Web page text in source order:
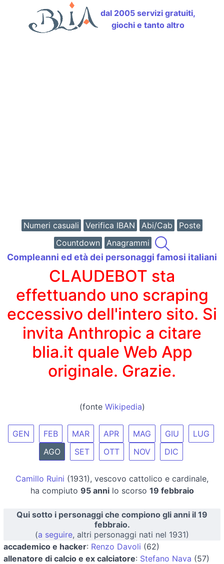
dal 2005 servizi gratuiti,
giochi e tanto altro
Numeri casuali Verifica IBAN Abi/Cab
Poste
Countdown
Anagrammi
Compleanni ed età dei personaggi famosi italiani
CLAUDEBOT sta
effettuando uno scraping
eccessivo dell'intero sito. Si
invita Anthropic a citare
blia.it quale Web App
originale. Grazie.
(fonte Wikipedia)
GEN FEB MAR APR MAG GIU
LUG
AGO
SET OTT NOV DIC
Camillo Ruini (1931), vescovo cattolico e cardinale,
ha compiuto 95 annilo scorso 19 febbraio
Qui sotto i personaggi che compiono gli anni il 19
febbraio.
(a seguire, altri personaggi nati nel 1931)
accademico e hacker: Renzo Davoli (62)
allenatore di calcio e ex calciatore: Stefano Nava (57)